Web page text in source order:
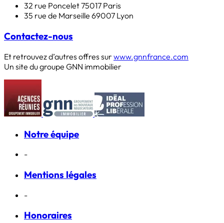
32 rue Poncelet75017 Paris
35 rue de Marseille 69007 Lyon
Contactez-nous
Et retrouvez d’autres offres sur www.gnnfrance.com
Un site du groupe GNN immobilier
Notre équipe
-
Mentions légales
-
Honoraires